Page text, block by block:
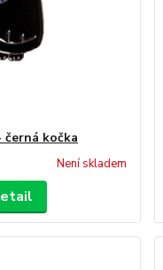
kočka
Není skladem